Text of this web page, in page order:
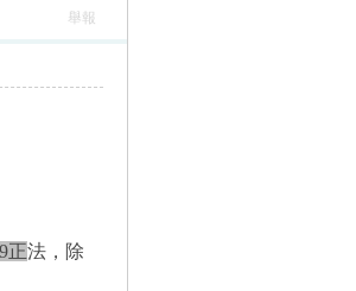
舉報
正法，除